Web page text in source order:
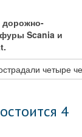
дорожно-
Scania и
четыре
4